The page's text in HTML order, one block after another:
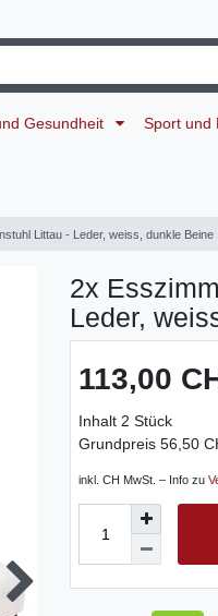
Gesundheit Sport und
Littau - Leder, weiss, dunkle Beine
2x
Leder,
113,00
Inhalt 2 Stück
Grundpreis 56,50
inkl. CH MwSt. – Info zu